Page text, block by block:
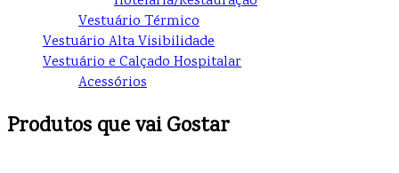
Vestuário Térmico
Vestuário Alta Visibilidade
Vestuário e Calçado Hospitalar
Acessórios
Produtos que vai Gostar